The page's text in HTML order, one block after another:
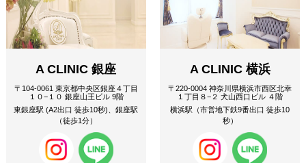
A CLINIC 銀座
〒104-0061 東京都中央区銀座４丁目
１０−１０ 銀座山王ビル 9階
東銀座駅 (A2出口 徒歩10秒)、銀座駅
（徒歩1分）
A CLINIC 横浜
〒220-0004 神奈川県横浜市西区北幸
１丁目８−２ 犬山西口ビル ４階
横浜駅（市営地下鉄9番出口 徒歩10
秒）